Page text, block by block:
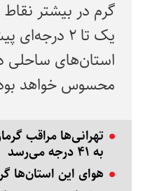
گرم در بیشتر
یک تا ۲
استان‌های ساحلی
محسوس خواهد
تهرانی‌ها مراقب
به ۴۱ درجه می‌رسد
هوای این استان‌ها